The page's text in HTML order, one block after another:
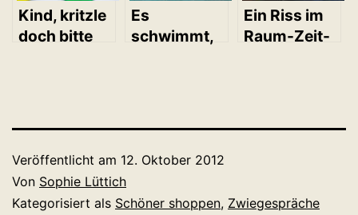
Kind, kritzle
doch bitte
Es
schwimmt,
Ein Riss im
Raum-Zeit-
Veröffentlicht am 12. Oktober 2012
Von Sophie Lüttich
Kategorisiert als Schöner shoppen, Zwiegespräche